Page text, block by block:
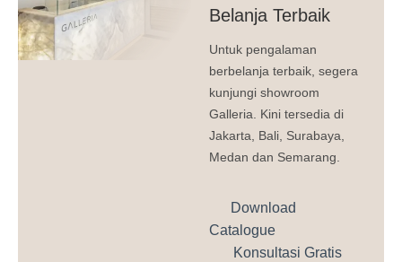
Belanja Terbaik
Untuk pengalaman
berbelanja terbaik, segera
kunjungi showroom
Galleria. Kini tersedia di
Jakarta, Bali, Surabaya,
Medan dan Semarang.
Download
Catalogue
Konsultasi Gratis